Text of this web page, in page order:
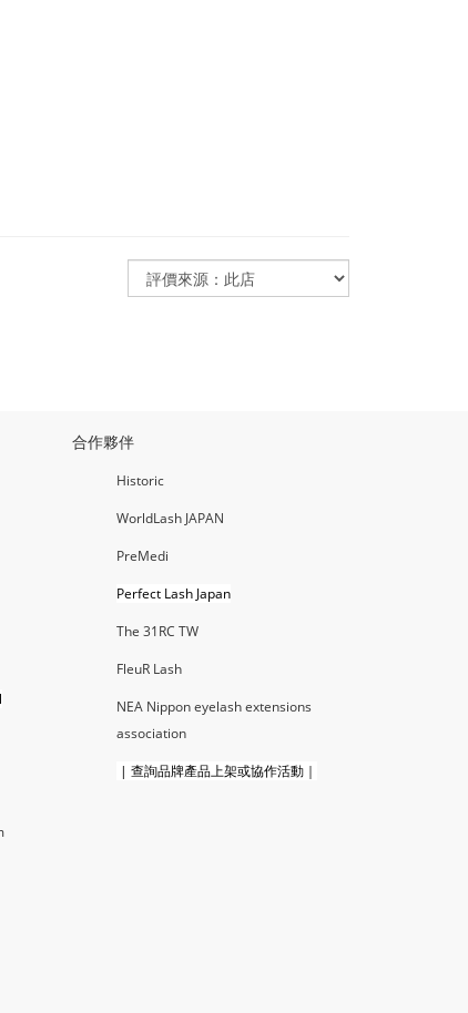
合作夥伴
Historic
WorldLash JAPAN
PreMedi
Perfect Lash Japan
The 31RC TW
FleuR Lash
NEA Nippon eyelash extensions
association
| 查詢品牌產品上架或協作活動｜